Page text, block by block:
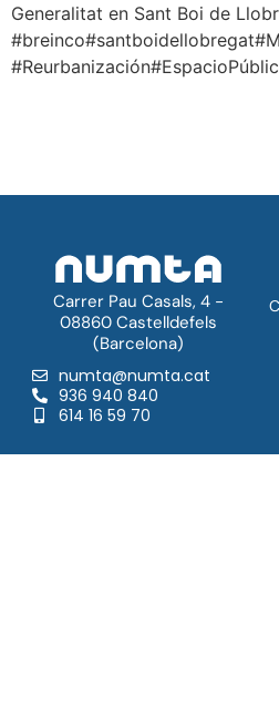
Generalitat en Sant Boi de
Carrer Pau Casals, 4 -
08860 Castelldefels
(Barcelona)
numta@numta.cat
936 940 840
614 16 59 70